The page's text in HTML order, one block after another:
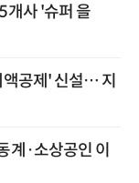
개사 '슈퍼 을
공제' 신설… 지
·소상공인 이